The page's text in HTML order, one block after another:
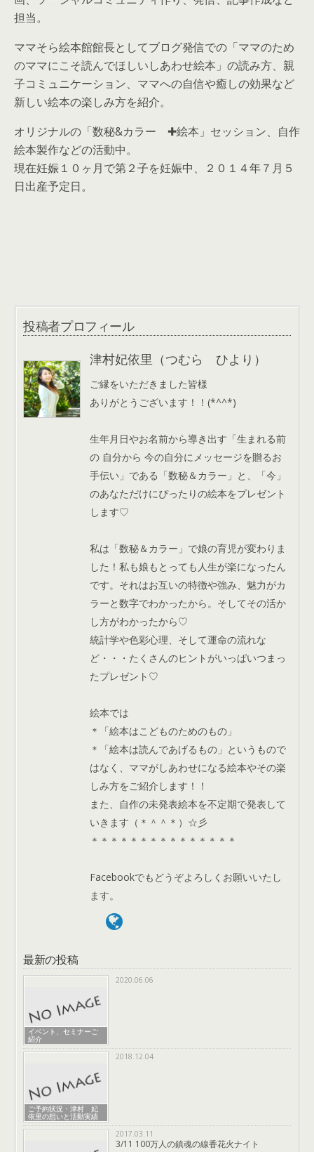
担当。
ママそら絵本館館長としてブログ発信での「ママのため
のママにこそ読んでほしいしあわせ絵本」の読み方、親
子コミュニケーション、ママへの自信や癒しの効果など
新しい絵本の楽しみ方を紹介。
オリジナルの「数秘&カラー ✚絵本」セッション、自作
絵本製作などの活動中。
現在妊娠１０ヶ月で第２子を妊娠中、２０１４年７月５
日出産予定日。
投稿者プロフィール
津村妃依里（つむら ひより）
ご縁をいただきました皆様
ありがとうございます！！(*^^*)
生年月日やお名前から導き出す「生まれる前
の 自分から 今の自分にメッセージを贈るお
手伝い」である「数秘＆カラー」と、「今」
のあなただけにぴったりの絵本をプレゼント
します♡
私は「数秘＆カラー」で娘の育児が変わりま
した！私も娘もとっても人生が楽になったん
です。それはお互いの特徴や強み、魅力がカ
ラーと数字でわかったから。そしてその活か
し方がわかったから♡
統計学や色彩心理、そして運命の流れな
ど・・・たくさんのヒントがいっぱいつまっ
たプレゼント♡
絵本では
＊「絵本はこどものためのもの」
＊「絵本は読んであげるもの」というもので
はなく、ママがしあわせになる絵本やその楽
しみ方をご紹介します！！
また、自作の未発表絵本を不定期で発表して
いきます（＊＾＾＊）☆彡
＊＊＊＊＊＊＊＊＊＊＊＊＊＊＊
Facebookでもどうぞよろしくお願いいたし
ます。
最新の投稿
イベント、セミナーご
紹介
2020.06.06
ご予約状況・津村 妃
依里の想いと活動実績
2018.12.04
2017.03.11
3/11 100万人の鎮魂の線香花火ナイト